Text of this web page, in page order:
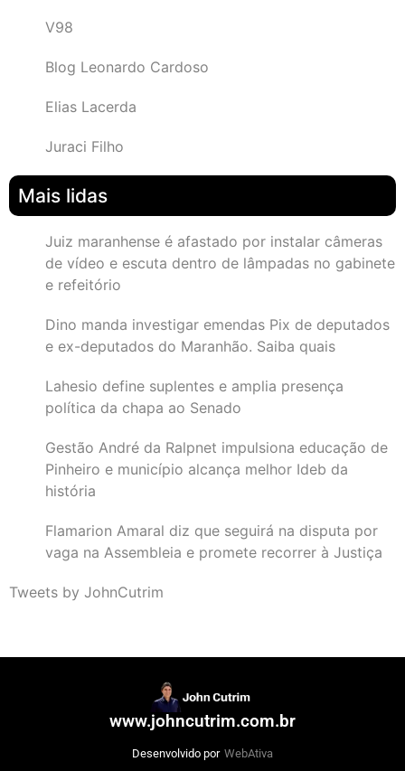
V98
Blog Leonardo Cardoso
Elias Lacerda
Juraci Filho
Mais lidas
Juiz maranhense é afastado por instalar câmeras
de vídeo e escuta dentro de lâmpadas no gabinete
e refeitório
Dino manda investigar emendas Pix de deputados
e ex-deputados do Maranhão. Saiba quais
Lahesio define suplentes e amplia presença
política da chapa ao Senado
Gestão André da Ralpnet impulsiona educação de
Pinheiro e município alcança melhor Ideb da
história
Flamarion Amaral diz que seguirá na disputa por
vaga na Assembleia e promete recorrer à Justiça
Tweets by JohnCutrim
www.johncutrim.com.br
Desenvolvido por WebAtiva